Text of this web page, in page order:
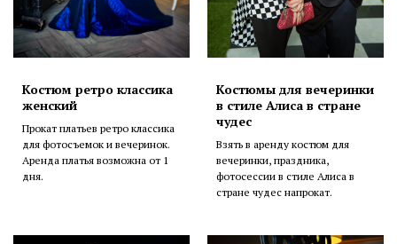
Костюм ретро классика
женский
Прокат платьев ретро классика
для фотосъемок и вечеринок.
Аренда платья возможна от 1
дня.
Костюмы для вечеринки
в стиле Алиса в стране
чудес
Взять в аренду костюм для
вечеринки, праздника,
фотосессии в стиле Алиса в
стране чудес напрокат.